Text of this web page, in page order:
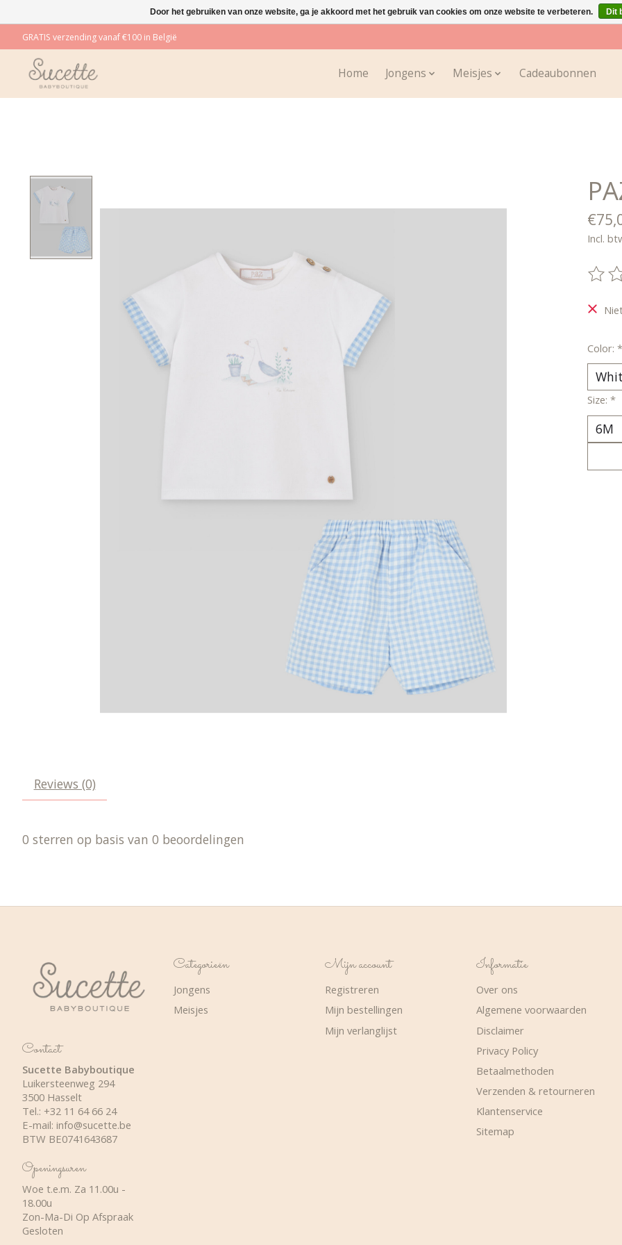
GRATIS verzending vanaf €100 in België
Home Jongens Meisjes Cadeaubonnen
Incl.
De
Color: *
Size: *
Reviews (0)
0 sterren op basis van 0 beoordelingen
Contact
Sucette Babyboutique
Luikersteenweg 294
3500 Hasselt
Tel.: +32 11 64 66 24
E-mail: info@sucette.be
BTW BE0741643687
Openingsuren
Woe t.e.m. Za 11.00u -
18.00u
Zon-Ma-Di Op Afspraak
Gesloten
Categorieën
Jongens
Meisjes
Mijn account
Registreren
Mijn bestellingen
Mijn verlanglijst
Informatie
Over ons
Algemene voorwaarden
Disclaimer
Privacy Policy
Betaalmethoden
Verzenden & retourneren
Klantenservice
Sitemap
Door het gebruiken van onze website, ga je akkoord met het gebruik van cookies om onze website te verbeteren. Dit